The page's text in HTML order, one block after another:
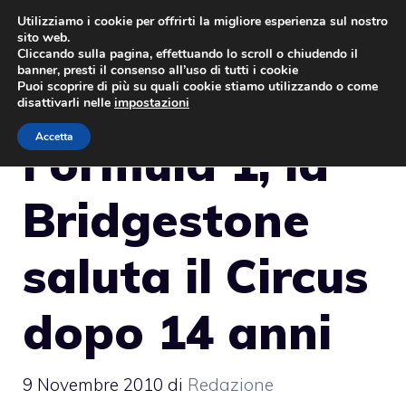
Vai
contenuto
Formula 1, la
Bridgestone
saluta il Circus
dopo 14 anni
9 Novembre 2010 di Redazione
Utilizziamo i cookie per offrirti la migliore esperienza sul nostro
sito web.
Cliccando sulla pagina, effettuando lo scroll o chiudendo il
banner, presti il consenso all’uso di tutti i cookie
Puoi scoprire di più su quali cookie stiamo utilizzando o come
disattivarli nelle impostazioni
Accetta